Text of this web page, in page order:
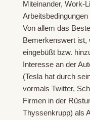
Miteinander, Work-
Von allem das
Bemerkenswert ist,
eingebüßt bzw.
Interesse an der
(Tesla hat durch
vormals Twitter,
Firmen in der
Thyssenkrupp) als